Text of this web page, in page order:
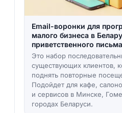
Email-воронки для
малого бизнеса в
приветственного
Это набор
существующих клиентов,
поднять повторные
Подойдет для кафе,
и сервисов в Минске,
городах Беларуси.